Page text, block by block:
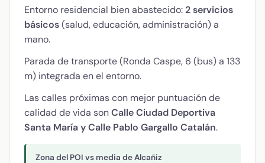
Entorno residencial bien abastecido: 2 servicios
básicos(salud, educación, administración) a
mano.
Parada de transporte (Ronda Caspe, 6 (bus) a 133
m) integrada en el entorno.
Las calles próximas con mejor puntuación de
calidad de vida sonCalle Ciudad Deportiva
Santa María y Calle Pablo Gargallo Catalán.
Zona del POI vs media de Alcañiz